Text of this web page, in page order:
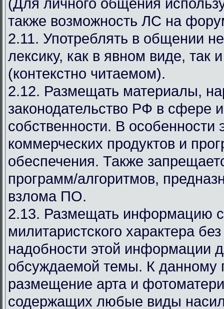
также возможность ЛС на
2.11. Употреблять в общении
лексику, как в явном виде, так
(контекстно читаемом).
2.12. Размещать материалы,
законодательство РФ в сфере
собственности. В особенности
коммерческих продуктов и
обеспечения. Также
программ/алгоритмов,
взлома ПО.
2.13. Размещать информацию
милитаристского характера
надобности этой информации
обсуждаемой темы. К данному
размещение арта и
содержащих любые виды